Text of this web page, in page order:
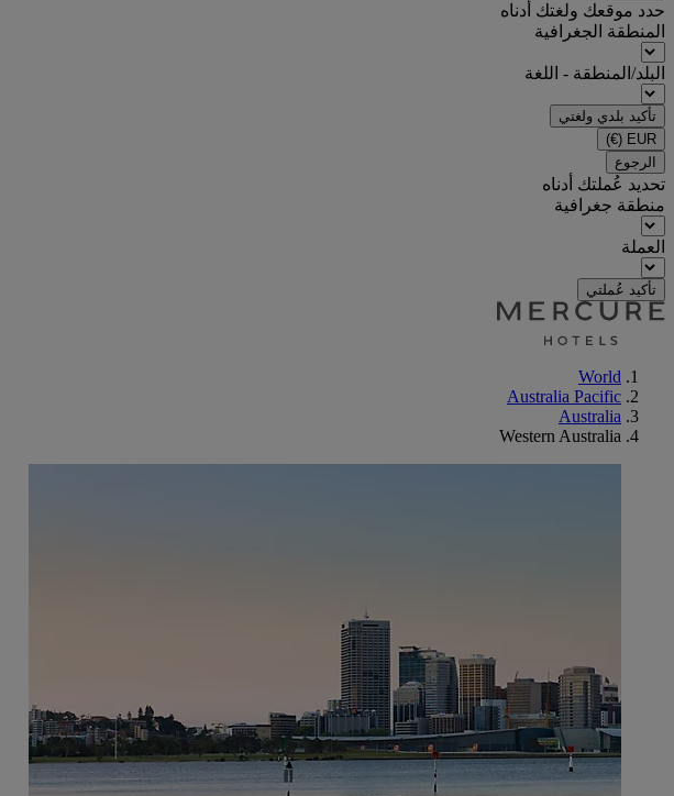
حدد موقعك ولغتك أدناه
المنطقة الجغرافية
البلد/المنطقة - اللغة
تأكيد بلدي ولغتي
EUR
(€)
الرجوع
تحديد عُملتك أدناه
منطقة جغرافية
العملة
تأكيد عُملتي
World
Australia Pacific
Australia
Western Australia